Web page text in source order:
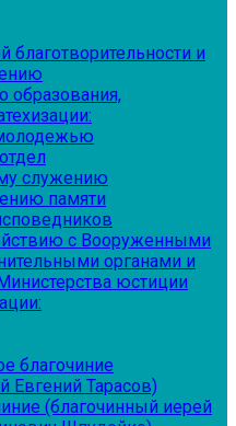
благотворительности и
образования,
служению
памяти
с Вооруженными
органами и
юстиции
благочиние
Евгений Тарасов)
(благочинный иерей